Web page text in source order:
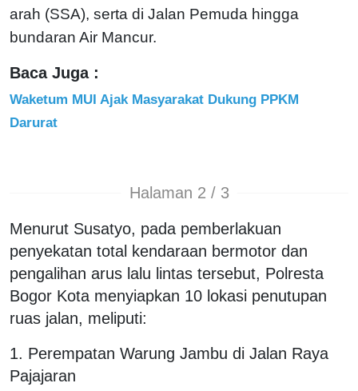
arah (SSA), serta di Jalan Pemuda hingga
bundaran Air Mancur.
Baca Juga :
Waketum MUI Ajak Masyarakat Dukung PPKM
Darurat
Halaman 2 / 3
Menurut Susatyo, pada pemberlakuan
penyekatan total kendaraan bermotor dan
pengalihan arus lalu lintas tersebut, Polresta
Bogor Kota menyiapkan 10 lokasi penutupan
ruas jalan, meliputi:
1. Perempatan Warung Jambu di Jalan Raya
Pajajaran